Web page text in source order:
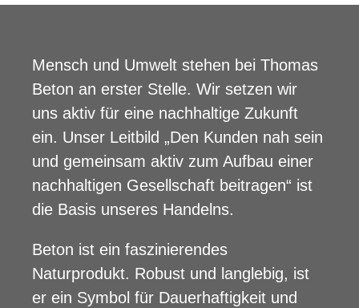
Mensch und Umwelt stehen bei Thomas
Beton an erster Stelle. Wir setzen wir
uns aktiv für eine nachhaltige Zukunft
ein. Unser Leitbild „Den Kunden nah sein
und gemeinsam aktiv zum Aufbau einer
nachhaltigen Gesellschaft beitragen“ ist
die Basis unseres Handelns.
Beton ist ein faszinierendes
Naturprodukt. Robust und langlebig, ist
er ein Symbol für Dauerhaftigkeit und